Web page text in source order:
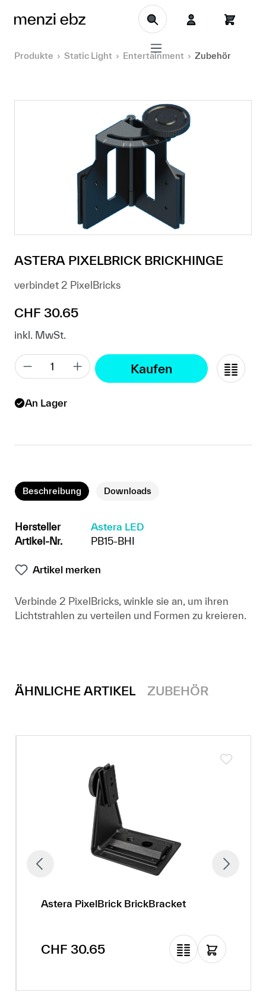
Zum Hauptinhalt springen
Produkte Static Light Entertainment Zubehör
ASTERA PIXELBRICK BRICKHINGE
verbindet 2 PixelBricks
Regulärer Preis:
CHF 30.65
inkl. MwSt.
Kaufen
An Lager
Beschreibung Downloads
Hersteller
Astera LED
Artikel-Nr.
PB15-BHI
Artikel merken
Verbinde 2 PixelBricks, winkle sie an, um ihren
Lichtstrahlen zu verteilen und Formen zu kreieren.
ÄHNLICHE ARTIKEL ZUBEHÖR
Astera PixelBrick BrickBracket
Regulärer Preis:
CHF 30.65